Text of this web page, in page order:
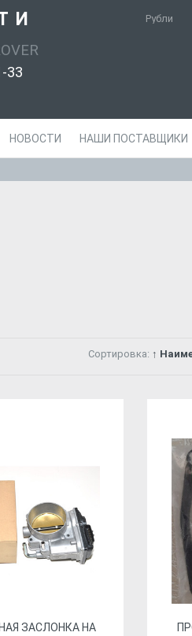
33
НОВОСТИ НАШИ ПОСТАВЩИКИ
Сортировка: ↑
ЗАСЛОНКА НА